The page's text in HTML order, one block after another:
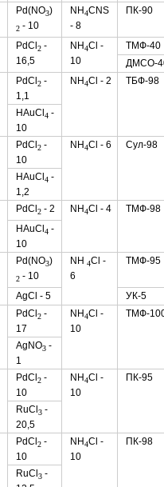
Pd(NO3)
2- 10
NH4CNS
- 8
ПК-90
PdCl 2-
16,5
NH4Cl -
10
ТМФ-40
ДМСО-
PdCl 2-
1,1
NH4Cl - 2 ТБФ-98
HAuCl 4 -
10
PdCl 2-
10
NH4Cl - 6 Сул-98
HAuCl 4 -
1,2
PdCl 2 - 2 NH4Cl - 4
ТМФ-98
HAuCl 4 -
10
Pd(NO3)
2- 10
NH 4Cl -
6
ТМФ-95
AgCl - 5
УК-5
PdCl 2-
17
NH4Cl -
10
ТМФ-
AgNO3-
1
PdCl 2-
10
NH4Cl -
10
ПК-95
RuCl 3-
20,5
PdCl 2-
10
NH4Cl -
10
ПК-98
RuCl 3-